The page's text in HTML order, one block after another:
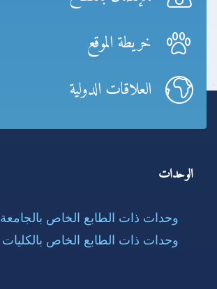
خريطة الموقع
العلاقات الدولية
الوحدات
وحدات ذات الطابع الخاص بالجامعة
وحدات ذات الطابع الخاص بالكليات